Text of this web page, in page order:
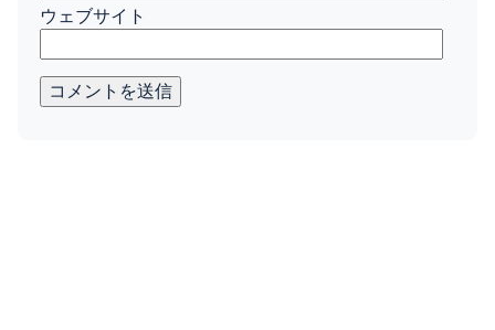
ウェブサイト
コメントを送信